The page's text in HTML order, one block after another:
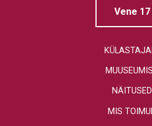
Vene 17
NÄITUSED
MIS